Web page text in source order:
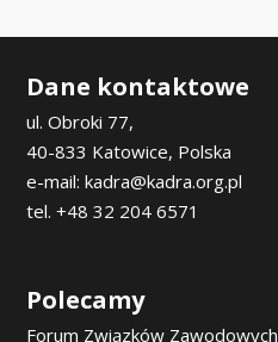
Dane kontaktowe
ul. Obroki 77,
40-833 Katowice, Polska
e-mail: kadra@kadra.org.pl
tel. +48 32 204 6571
Polecamy
Forum Związków Zawodowych